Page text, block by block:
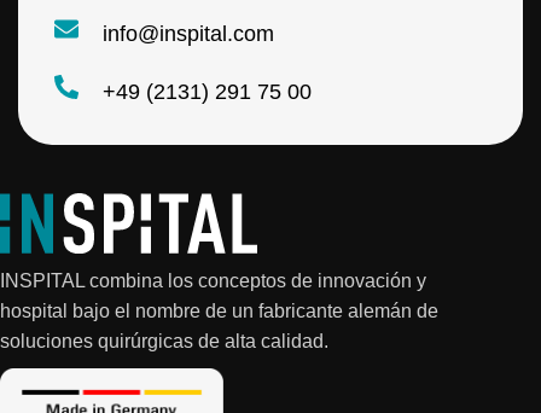
m
r
e
n
c
o
info@inspital.com
+49 (2131) 291 75 00
INSPITAL combina los conceptos de innovación y
hospital bajo el nombre de un fabricante alemán de
soluciones quirúrgicas de alta calidad.